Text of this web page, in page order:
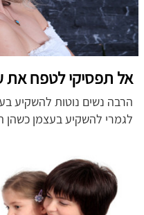
אל תפסיקי לטפח
הרבה נשים נוטות להשקיע
לגמרי להשקיע בעצמן כשהן